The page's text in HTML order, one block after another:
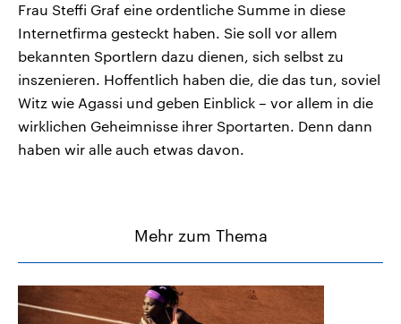
Frau Steffi Graf eine ordentliche Summe in diese
Internetfirma gesteckt haben. Sie soll vor allem
bekannten Sportlern dazu dienen, sich selbst zu
inszenieren. Hoffentlich haben die, die das tun, soviel
Witz wie Agassi und geben Einblick – vor allem in die
wirklichen Geheimnisse ihrer Sportarten. Denn dann
haben wir alle auch etwas davon.
Mehr zum Thema